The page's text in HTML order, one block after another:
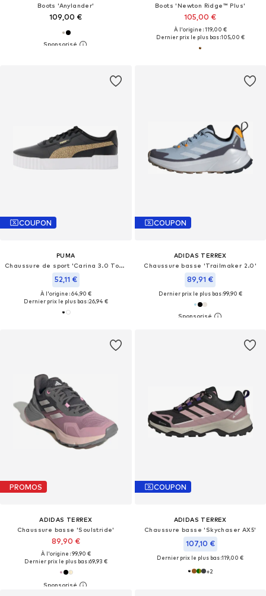
Boots 'Anylander'
109,00 €
Boots 'Newton Ridge™ Plus'
105,00 €
À l'origine : 119,00 €
Dernier prix le plus bas :105,00 €
COUPON
PUMA
Chaussure de sport 'Carina 3.0 Topcat'
52,11 €
À l'origine : 64,90 €
Dernier prix le plus bas :26,94 €
COUPON
ADIDAS TERREX
Chaussure basse 'Trailmaker 2.0'
89,91 €
Dernier prix le plus bas :99,90 €
PROMOS
ADIDAS TERREX
Chaussure basse 'Soulstride'
89,90 €
À l'origine : 99,90 €
Dernier prix le plus bas :69,93 €
COUPON
ADIDAS TERREX
Chaussure basse 'Skychaser AX5'
107,10 €
Dernier prix le plus bas :119,00 €
+2